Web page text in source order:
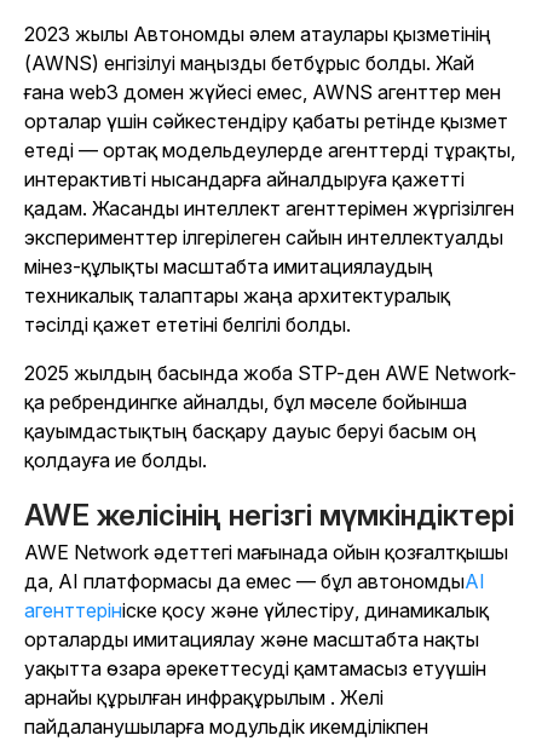
2023 жылы Автономды әлем атаулары қызметінің
(AWNS) енгізілуі маңызды бетбұрыс болды. Жай
ғана web3 домен жүйесі емес, AWNS агенттер мен
орталар үшін сәйкестендіру қабаты ретінде қызмет
етеді — ортақ модельдеулерде агенттерді тұрақты,
интерактивті нысандарға айналдыруға қажетті
қадам. Жасанды интеллект агенттерімен жүргізілген
эксперименттер ілгерілеген сайын интеллектуалды
мінез-құлықты масштабта имитациялаудың
техникалық талаптары жаңа архитектуралық
тәсілді қажет ететіні белгілі болды.
2025 жылдың басында жоба STP-ден AWE Network-
қа ребрендингке айналды, бұл мәселе бойынша
қауымдастықтың басқару дауыс беруі басым оң
қолдауға ие болды.
AWE желісінің негізгі мүмкіндіктері
AWE Network әдеттегі мағынада ойын қозғалтқышы
да, AI платформасы да емес — бұл автономдыAI
агенттерініске қосу және үйлестіру, динамикалық
орталарды имитациялау және масштабта нақты
уақытта өзара әрекеттесуді қамтамасыз етуүшін
арнайы құрылған инфрақұрылым . Желі
пайдаланушыларға модульдік икемділікпен